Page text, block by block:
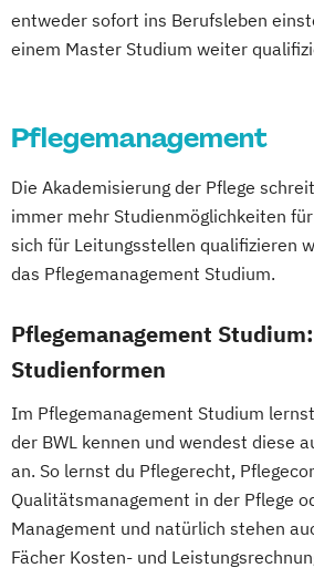
Computer Science (DE/EN)
Customer Centricity
DevOps und Cloud Computing
Digital Business Management
Digital Entrepreneurship
Digital Innovation and
Digital Product Management
Digital Transformation
Gesundheitswesen
Digitale
Digitale Transformation
E-Beratung in der Pädagogik
E-Commerce Elektrotechnik
Engineering (DE/EN)
entweder sofort ins Berufsleben
einem Master Studium weiter
Pflegemanagement
Die Akademisierung der Pflege
immer mehr Studienmöglichkeiten
sich für Leitungsstellen qualifizieren
das Pflegemanagement Studium.
Pflegemanagement
Studienformen
Im Pflegemanagement Studium
der BWL kennen und wendest diese
an. So lernst du Pflegerecht,
Qualitätsmanagement in der Pflege
Management und natürlich stehen
Fächer Kosten- und